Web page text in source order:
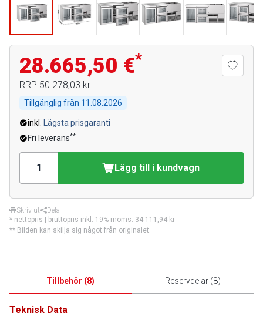
28.665,50 €*
RRP 50 278,03 kr
Tillgänglig från 11.08.2026
inkl.
Lägsta prisgaranti
Fri leverans**
Lägg till i kundvagn
Skriv ut
Dela
* nettopris | bruttopris inkl. 19% moms: 34 111,94 kr
** Bilden kan skilja sig något från originalet.
Tillbehör (8) Reservdelar(8)
Teknisk Data